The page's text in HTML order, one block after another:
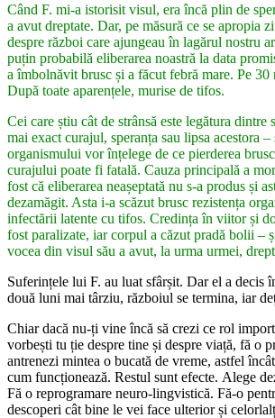
Când F. mi-a istorisit visul, era încă plin de
a avut dreptate. Dar, pe măsură ce se apropia
despre război care ajungeau în lagărul nostru
puțin probabilă eliberarea noastră la data
a îmbolnăvit brusc și a făcut febră mare. Pe 30
După toate aparențele, murise de tifos.
Cei care știu cât de strânsă este legătura dintre
mai exact curajul, speranța sau lipsa acestora –
organismului vor înțelege de ce pierderea
curajului poate fi fatală. Cauza principală a
fost că eliberarea neașeptată nu s-a produs și
dezamăgit. Asta i-a scăzut brusc rezistența
infectării latente cu tifos. Credința în viitor și
fost paralizate, iar corpul a căzut pradă bolii –
vocea din visul său a avut, la urma urmei,
Suferințele lui F. au luat sfârșit. Dar el a decis
două luni mai târziu, războiul se termina, iar
Chiar dacă nu-ți vine încă să crezi ce rol
vorbești tu ție despre tine și despre viață, fă o
antrenezi mintea o bucată de vreme, astfel
cum funcționează. Restul sunt efecte. Alege
Fă o reprogramare neuro-lingvistică. Fă-o
descoperi cât bine le vei face ulterior și